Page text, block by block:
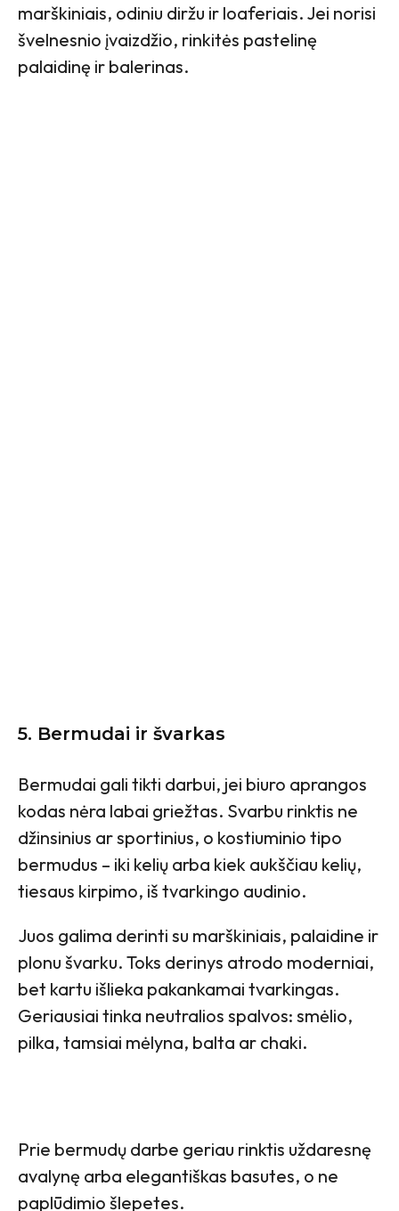
marškiniais, odiniu diržu ir loaferiais. Jei norisi
švelnesnio įvaizdžio, rinkitės pastelinę
palaidinę ir balerinas.
5. Bermudai ir švarkas
Bermudai gali tikti darbui, jei biuro aprangos
kodas nėra labai griežtas. Svarbu rinktis ne
džinsinius ar sportinius, o kostiuminio tipo
bermudus – iki kelių arba kiek aukščiau kelių,
tiesaus kirpimo, iš tvarkingo audinio.
Juos galima derinti su marškiniais, palaidine ir
plonu švarku. Toks derinys atrodo moderniai,
bet kartu išlieka pakankamai tvarkingas.
Geriausiai tinka neutralios spalvos: smėlio,
pilka, tamsiai mėlyna, balta ar chaki.
Prie bermudų darbe geriau rinktis uždaresnę
avalynę arba elegantiškas basutes, o ne
paplūdimio šlepetes.